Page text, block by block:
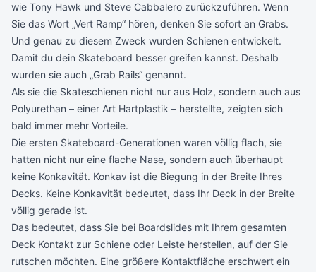
wie Tony Hawk und Steve Cabbalero zurückzuführen. Wenn
Sie das Wort „Vert Ramp“ hören, denken Sie sofort an Grabs.
Und genau zu diesem Zweck wurden Schienen entwickelt.
Damit du dein Skateboard besser greifen kannst. Deshalb
wurden sie auch „Grab Rails“ genannt.
Als sie die Skateschienen nicht nur aus Holz, sondern auch aus
Polyurethan – einer Art Hartplastik – herstellte, zeigten sich
bald immer mehr Vorteile.
Die ersten Skateboard-Generationen waren völlig flach, sie
hatten nicht nur eine flache Nase, sondern auch überhaupt
keine Konkavität. Konkav ist die Biegung in der Breite Ihres
Decks. Keine Konkavität bedeutet, dass Ihr Deck in der Breite
völlig gerade ist.
Das bedeutet, dass Sie bei Boardslides mit Ihrem gesamten
Deck Kontakt zur Schiene oder Leiste herstellen, auf der Sie
rutschen möchten. Eine größere Kontaktfläche erschwert ein